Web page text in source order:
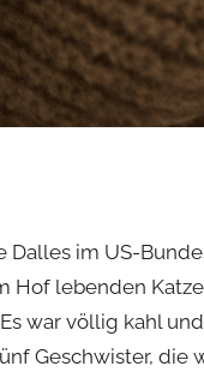
Dalles im US-
Hof lebenden
war völlig kahl
Geschwister,